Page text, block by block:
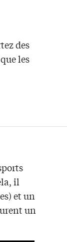
des
les
il
et un
un